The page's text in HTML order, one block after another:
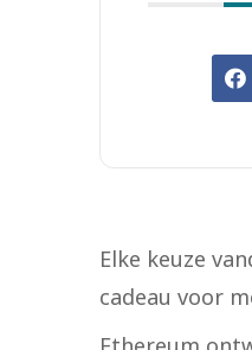
Elke keuze
cadeau voor